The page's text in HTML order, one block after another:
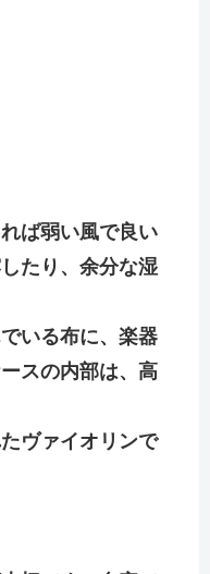
ば弱い風で良い
たり、余分な湿
いる布に、楽器
スの内部は、高
ヴァイオリンで